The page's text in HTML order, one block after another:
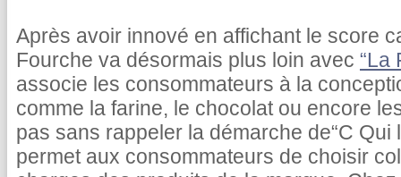
Après avoir innové en affichant le score
Fourche va désormais plus loin avec “La
associe les consommateurs à la
comme la farine, le chocolat ou encore
pas sans rappeler la démarche de“C Qui
permet aux consommateurs de choisir